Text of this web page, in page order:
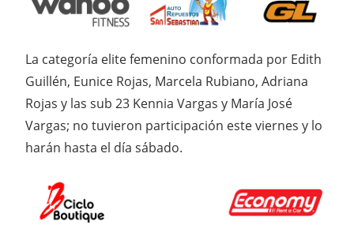
La categoría elite femenino conformada por Edith
Guillén, Eunice Rojas, Marcela Rubiano, Adriana
Rojas y las sub 23 Kennia Vargas y María José
Vargas; no tuvieron participación este viernes y lo
harán hasta el día sábado.